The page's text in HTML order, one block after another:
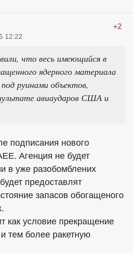
+2
12:22
что весь имеющийся в
ядерного материала
под руинами объектов,
авиаударов США и
подписания нового
Агенция не будет
в уже разобомблених
предоставлят
запасов обогащеного
как условие прекращение
тем более ракетную